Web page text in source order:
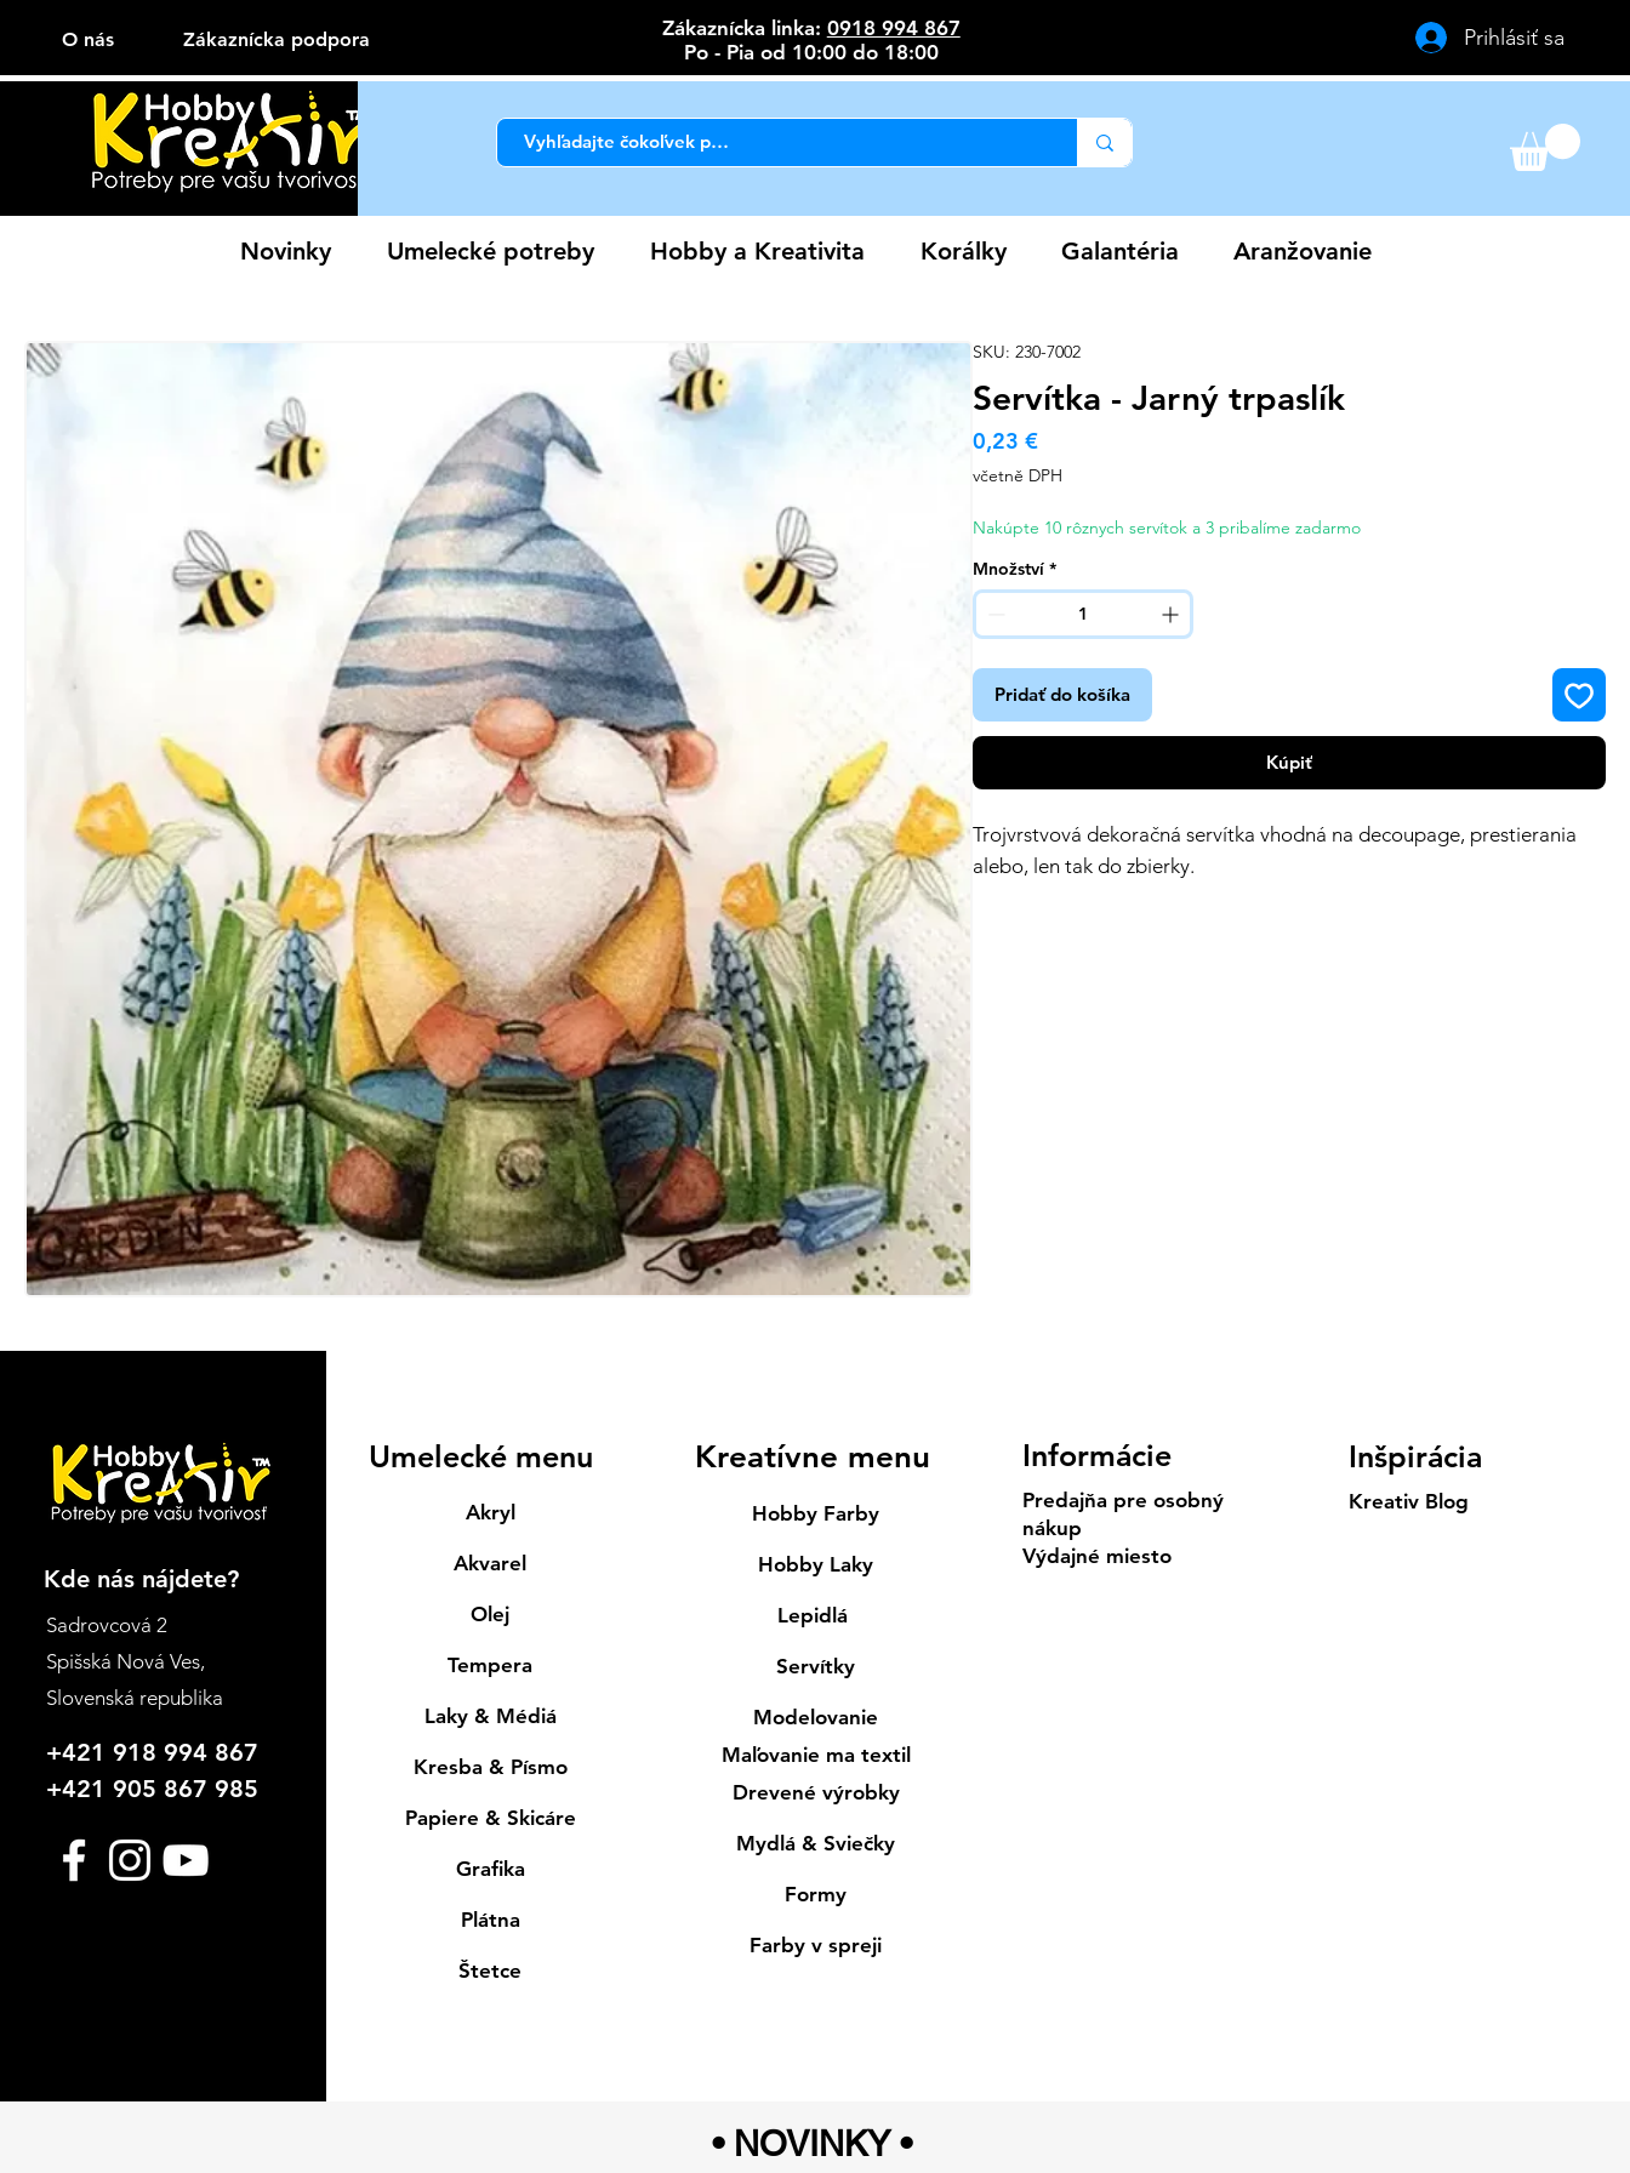
O nás Zákaznícka podpora Zákaznícka linka: 0918 994 867
Po - Pia od 10:00 do 18:00
Prihlásiť sa
Novinky Umelecké potreby Hobby a Kreativita Korálky Galantéria Aranžovanie
SKU: 230-7002
Servítka - Jarný trpaslík
0,23 €Cena
včetně DPH
Nakúpte 10 rôznych servítok a 3 pribalíme zadarmo
Množství *
Pridať do košíka
Kúpiť
Trojvrstvová dekoračná servítka vhodná na decoupage, prestierania
alebo, len tak do zbierky.
Kde nás nájdete?
Sadrovcová 2
Spišská Nová Ves,
Slovenská republika
+421 918 994 867
+421 905 867 985
Umelecké menu
Akryl
Akvarel
Olej
Tempera
Laky & Médiá
Kresba & Písmo
Papiere & Skicáre
Grafika
Plátna
Štetce
Kreatívne menu
Hobby Farby
Hobby Laky
Lepidlá
Servítky
Modelovanie
Maľovanie ma textil
Drevené výrobky
Mydlá & Sviečky
Formy
Farby v spreji
Informácie
Predajňa pre osobný
nákup
Výdajné miesto
Inšpirácia
Kreativ Blog
• NOVINKY •